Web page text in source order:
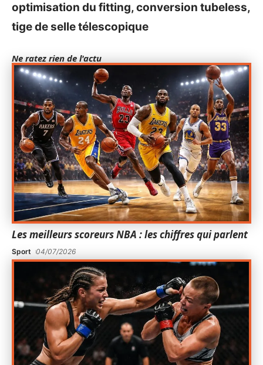
optimisation du fitting, conversion tubeless,
tige de selle télescopique
Ne ratez rien de l'actu
Les meilleurs scoreurs NBA : les chiffres qui parlent
Sport 04/07/2026